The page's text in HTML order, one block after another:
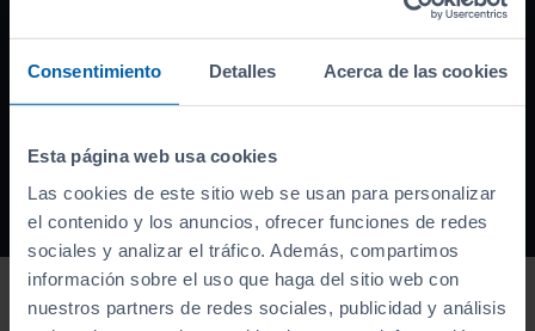
Consentimiento Detalles Acerca de las cookies
Esta página web usa cookies
Las cookies de este sitio web se usan para personalizar
el contenido y los anuncios, ofrecer funciones de redes
sociales y analizar el tráfico. Además, compartimos
información sobre el uso que haga del sitio web con
nuestros partners de redes sociales, publicidad y análisis
%. La cuotas incluyen comisión
(consultar). Plazo de la financiación
meses.cuotas de 256 €. Entrada
inicial:5.373€. Importe Total adeudado:30.720€ (intereses
finalidad informativa y no sustituye a las condiciones finales del
contrato de financiación si este fuera concedido.